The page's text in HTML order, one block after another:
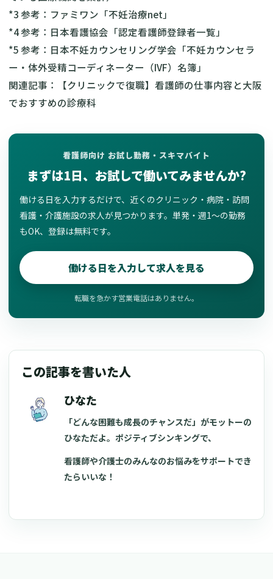
*3 参考：ファミワン「不妊治療net」
*4 参考：日本看護協会「認定看護師登録者一覧」
*5 参考：日本不妊カウンセリング学会「不妊カウンセラ
ー・体外受精コーディネーター（IVF）名簿」
関連記事：
【クリニックで復職】看護師の仕事内容と大阪
でおすすめの診療科
看護師向け お試し勤務・スキマバイト
まずは1日、お試しで働いてみませんか?
働ける日を入力するだけで、近くのクリニック・病院・訪問
看護・介護施設の求人が見つかります。単発・週1〜の勤務
もOK、登録は無料です。
働ける日を入力して求人を見る
転職を急かす営業電話はありません。
この記事を書いた人
ひなた
「どんな困難も成長のチャンスだ」がモットーの
ひなただよ。ポジティブシンキングで、
看護師や介護士のみんなのお悩みをサポートでき
たらいいな！